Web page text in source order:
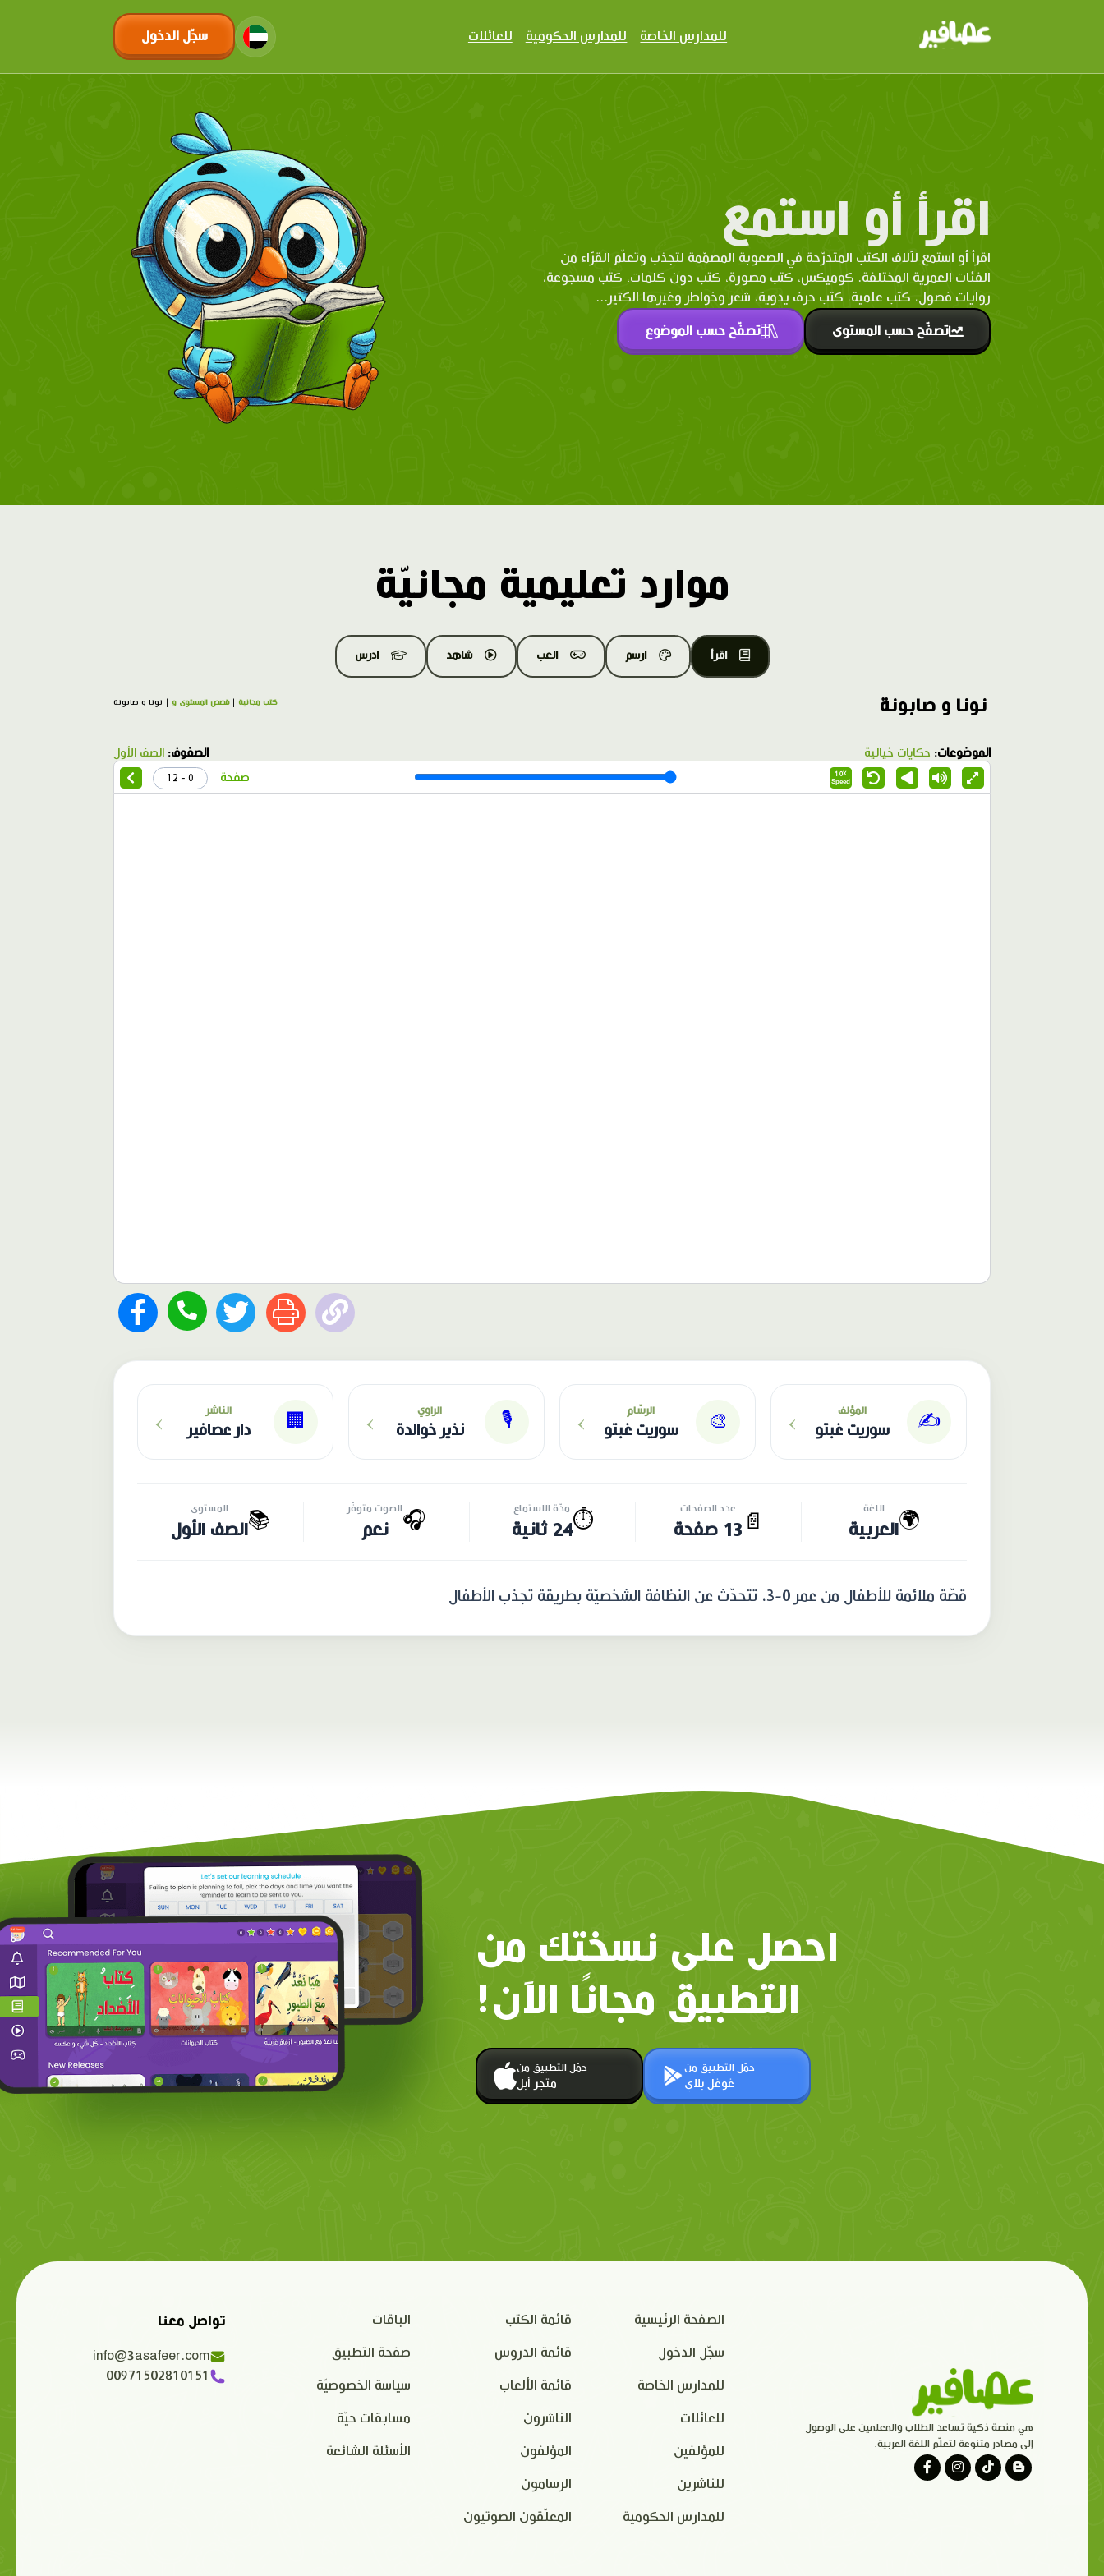
للمدارس الخاصة للمدارس الحكومية للعائلات سجّل الدخول
اقرأ أو استمع
اقرأ أو استمع لآلاف الكتب المتدرّحة في الصعوبة المصمّمة لتجذب وتعلّم القرّاء من
الفئات العمرية المختلفة. كوميكس، كتب مصورة، كتب دون كلمات، كتب مسجوعة،
روايات فصول، كتب علمية، كتب حرف يدوية، شعر وخواطر وغيرها الكثير...
تصفّح حسب المستوى تصفّح حسب الموضوع
موارد تعليمية مجانيّة
اقرأ ارسم العب شاهد ادرس
نونا و صابونة كتب مجانية |قصص المستوى و | نونا و صابونة
الموضوعات: حكايات خيالية الصفوف: الصف الأول
1.0X
Speed
صفحة 0 - 12
✍️ المؤلف
سوريت غبتو ›
🎨
الرسّام
سوريت غبتو ›
🎙 الراوي
نذير خوالدة ›
🏢
الناشر
دار عصافير ›
🌍 اللغة
العربية 📄
عدد الصفحات
13 صفحة ⏱️ مدّة الاستماع
24 ثانية 🎧الصوت متوفّر
نعم 📚 المستوى
الصف الأول
قصّة ملائمة للأطفال من عمر 0-3، تتحدّث عن النظافة الشخصيّة بطريقة تجذب الأطفال
احصل على نسختك من
التطبيق مجانًا الآن!
حمّل التطبيق من
متجر أبل
حمّل التطبيق من
غوغل بلاي
هي منصة ذكية تساعد الطلاب والمعلمين على الوصول
إلى مصادر متنوعة لتعلّم اللغة العربية.
الصفحة الرئيسية
سجّل الدخول
للمدارس الخاصة
للعائلات
للمؤلفين
للناشرين
للمدارس الحكومية
قائمة الكتب
قائمة الدروس
قائمة الألعاب
الناشرون
المؤلفون
الرسامون
المعلّقون الصوتيون
الباقات
صفحة التطبيق
سياسة الخصوصيّة
مسابقات حيّة
الأسئلة الشائعة
تواصل معنا
info@3asafeer.com
00971502810151